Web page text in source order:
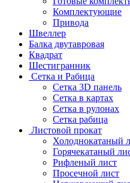
Комплектующие
Привода
Швеллер
Балка двутавровая
Квадрат
Шестигранник
Сетка и Рабица
Сетка 3D панель
Сетка в картах
Сетка в рулонах
Сетка рабица
Листовой прокат
Холоднокатаный
Горячекатаный
Рифленый лист
Просечной лист